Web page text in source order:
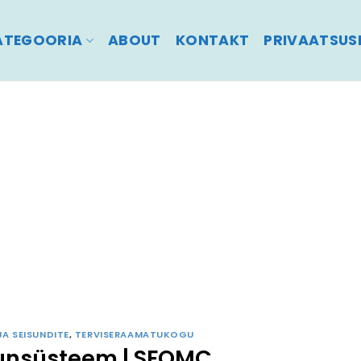
ABOUT KONTAKT
SEISUNDITE, TERVISERAAMATUKOGU